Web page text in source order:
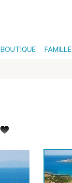
BOUTIQUE FAMILLE